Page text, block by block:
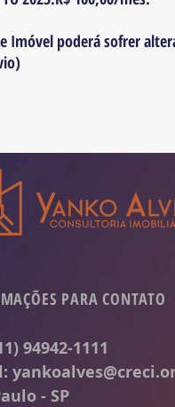
Imóvel poderá sofrer
PARA CONTATO
94942-1111
- SP